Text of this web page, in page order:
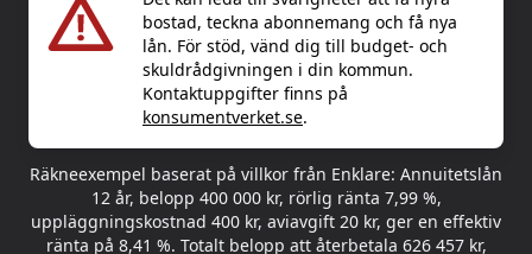
bostad, teckna abonnemang och få nya
lån. För stöd, vänd dig till budget- och
skuldrådgivningen i din kommun.
Kontaktuppgifter finns på
konsumentverket.se.
Räkneexempel baserat på villkor från Enklare: Annuitetslån
12 år, belopp 400 000 kr, rörlig ränta 7,99 %,
uppläggningskostnad 400 kr, aviavgift 20 kr, ger en effektiv
ränta på 8,41 %. Totalt belopp att återbetala 626 457 kr,